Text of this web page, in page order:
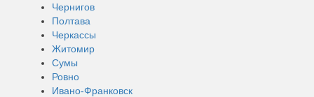
Чернигов
Полтава
Черкассы
Житомир
Сумы
Ровно
Ивано-Франковск